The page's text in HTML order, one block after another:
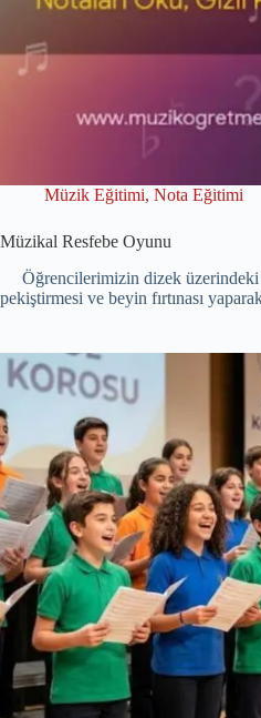
Müzik Eğitimi, Nota Eğitimi
Müzikal Resfebe Oyunu
Öğrencilerimizin dizek üzerindeki
pekiştirmesi ve beyin fırtınası